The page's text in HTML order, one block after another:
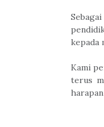
kepada
Kami
terus